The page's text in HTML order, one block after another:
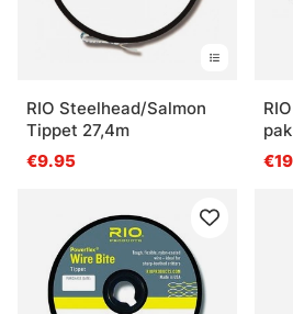
RIO Steelhead/Salmon
Tippet 27,4m
€9.95
pak
€19